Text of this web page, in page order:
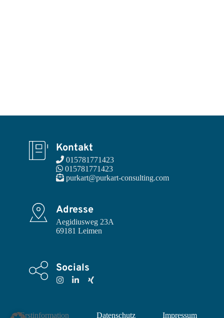
Kontakt
015781771423
015781771423
purkart@purkart-consulting.com
Adresse
Aegidiusweg 23A
69181 Leimen
Socials
Erstinformation Datenschutz Impressum